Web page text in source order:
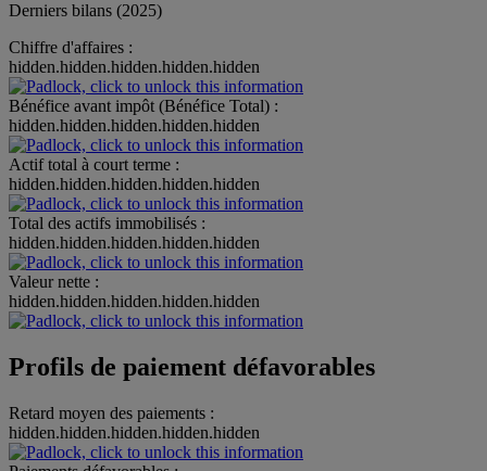
Derniers bilans (2025)
Chiffre d'affaires :
hidden.hidden.hidden.hidden.hidden
Bénéfice avant impôt (Bénéfice Total) :
hidden.hidden.hidden.hidden.hidden
Actif total à court terme :
hidden.hidden.hidden.hidden.hidden
Total des actifs immobilisés :
hidden.hidden.hidden.hidden.hidden
Valeur nette :
hidden.hidden.hidden.hidden.hidden
Profils de paiement défavorables
Retard moyen des paiements :
hidden.hidden.hidden.hidden.hidden